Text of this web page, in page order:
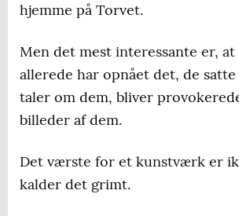
hjemme på Torvet.
Men det mest interessante er,
allerede har opnået det, de
taler om dem, bliver
billeder af dem.
Det værste for et kunstværk er
kalder det grimt.